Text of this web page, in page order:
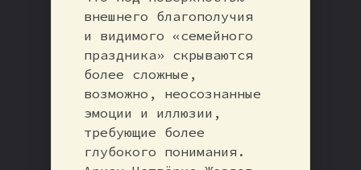
внешнего благополучия
и видимого «семейного
праздника» скрываются
более сложные,
возможно, неосознанные
эмоции и иллюзии,
требующие более
глубокого понимания.